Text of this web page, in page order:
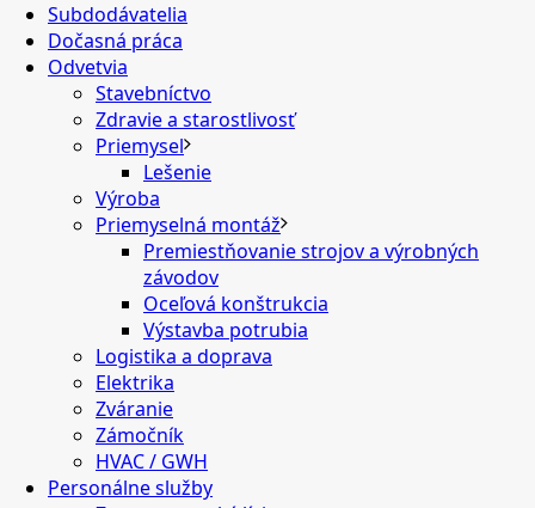
Subdodávatelia
Dočasná práca
Odvetvia
Stavebníctvo
Zdravie a starostlivosť
Priemysel
Lešenie
Výroba
Priemyselná montáž
Premiestňovanie strojov a výrobných
závodov
Oceľová konštrukcia
Výstavba potrubia
Logistika a doprava
Elektrika
Zváranie
Zámočník
HVAC / GWH
Personálne služby